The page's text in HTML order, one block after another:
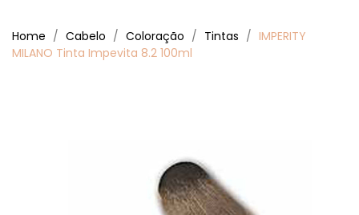
Home Cabelo Coloração Tintas
IMPERITY
MILANO Tinta Impevita 8.2 100ml